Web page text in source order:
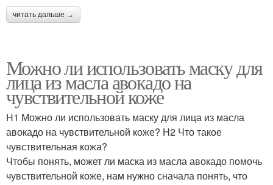
читать дальше →
Можно ли использовать маску для
лица из масла авокадо на
чувствительной коже
H1 Можно ли использовать маску для лица из масла
авокадо на чувствительной коже? H2 Что такое
чувствительная кожа?
Чтобы понять, может ли маска из масла авокадо помочь
чувствительной коже, нам нужно сначала понять, что